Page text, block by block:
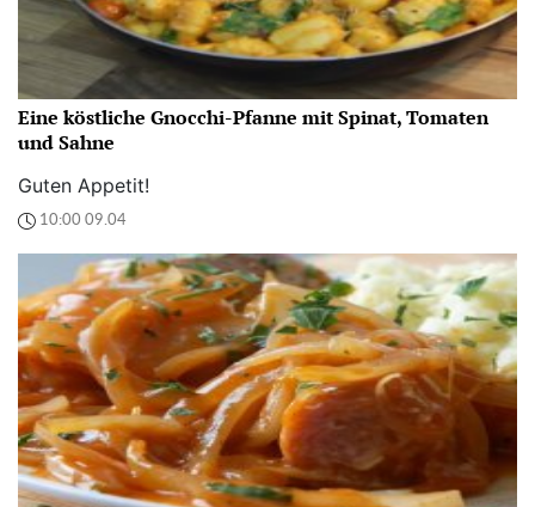
Eine köstliche Gnocchi-Pfanne mit Spinat, Tomaten
und Sahne
Guten Appetit!
10:00 09.04